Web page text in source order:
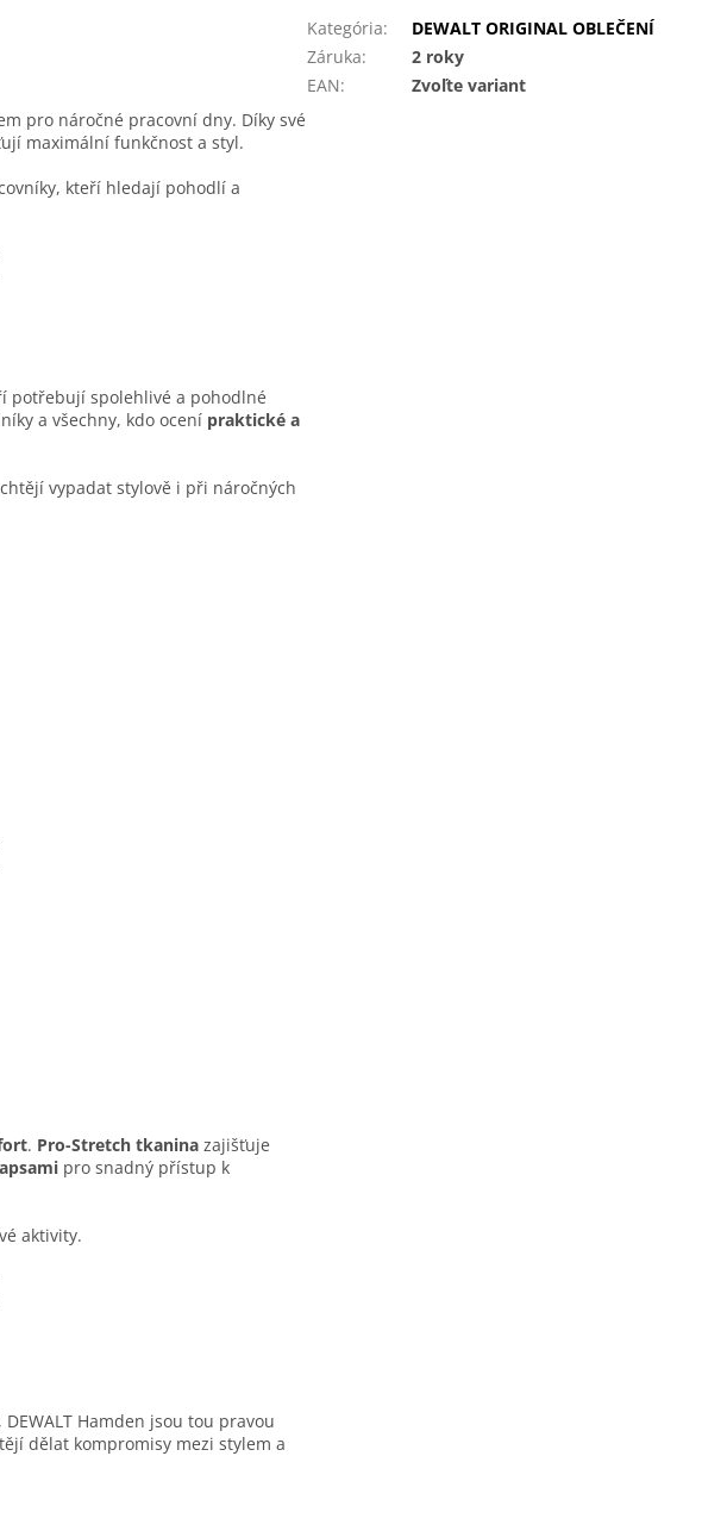
pro náročné pracovní dny. Díky své
maximální funkčnost a styl.
kteří hledají pohodlí a
potřebují spolehlivé a pohodlné
a všechny, kdo ocení praktické a
vypadat stylově i při náročných
. Pro-Stretch tkanina zajišťuje
pro snadný přístup k
aktivity.
DEWALT Hamden jsou tou pravou
dělat kompromisy mezi stylem a
Kategória:
DEWALT ORIGINAL OBLEČENÍ
Záruka:
2 roky
EAN: Zvoľte variant